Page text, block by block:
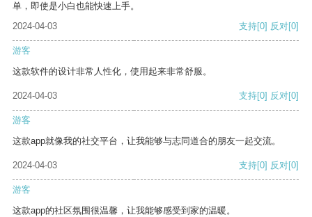
单，即使是小白也能快速上手。
2024-04-03
支持[0] 反对[0]
游客
这款软件的设计非常人性化，使用起来非常舒服。
2024-04-03 支持[0] 反对[0]
游客
这款app就像我的社交平台，让我能够与志同道合的朋友一起交流。
2024-04-03 支持[0] 反对[0]
游客
这款app的社区氛围很温馨，让我能够感受到家的温暖。